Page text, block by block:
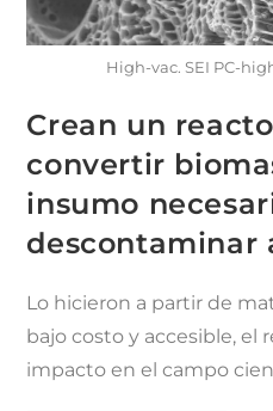
High-vac. SEI PC-
Crean un
convertir
insumo
descontaminar
Lo hicieron a partir de
bajo costo y accesible, el
impacto en el campo